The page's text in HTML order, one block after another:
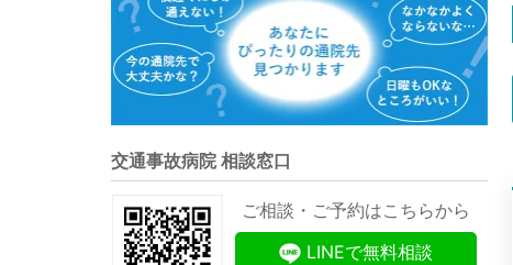
交通事故病院 相談窓口
ご相談・ご予約はこちらから
LINEで無料相談